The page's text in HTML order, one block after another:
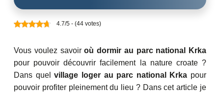
4.7/5 - (44 votes)
Vous voulez savoiroù dormir au parc national Krka
pour pouvoir découvrir facilement la nature croate ?
Dans quelvillage loger au parc national Krka pour
pouvoir profiter pleinement du lieu ? Dans cet article je